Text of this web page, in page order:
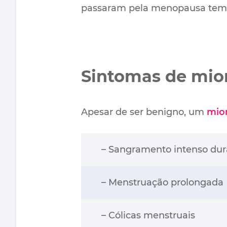
passaram pela menopausa
Sintomas de
Apesar de ser benigno, um
– Sangramento intenso
– Menstruação prolongada
– Cólicas menstruais